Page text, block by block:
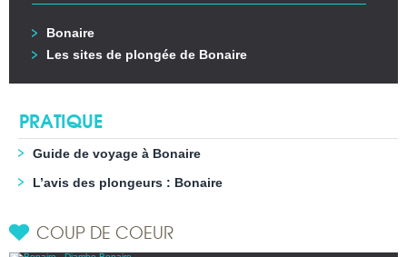
Bonaire
Les sites de plongée de Bonaire
PRATIQUE
Guide de voyage à Bonaire
L’avis des plongeurs : Bonaire
COUP DE COEUR